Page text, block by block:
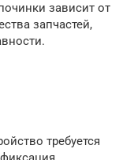
зависит от
запчастей,
требуется